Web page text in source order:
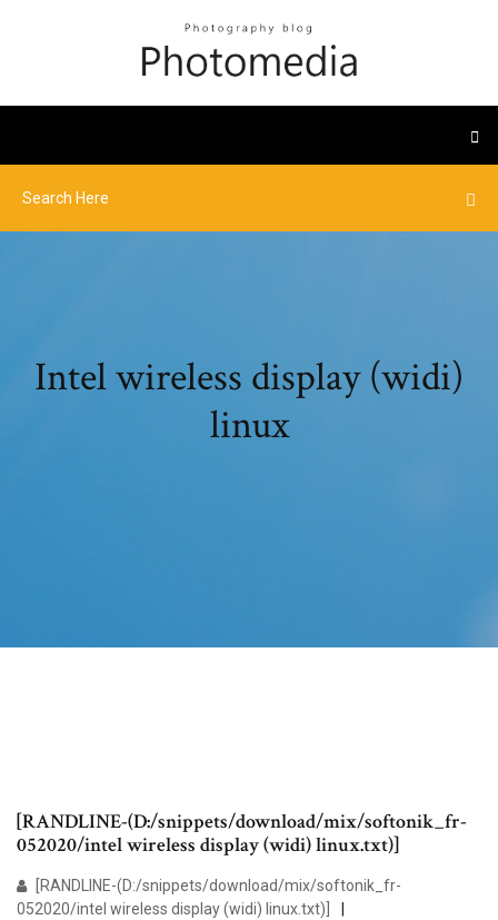
Intel wireless display (widi)
linux
[RANDLINE-(D:/snippets/download/mix/softonik_fr-
052020/intel wireless display (widi) linux.txt)]
[RANDLINE-(D:/snippets/download/mix/softonik_fr-
052020/intel wireless display (widi) linux.txt)]